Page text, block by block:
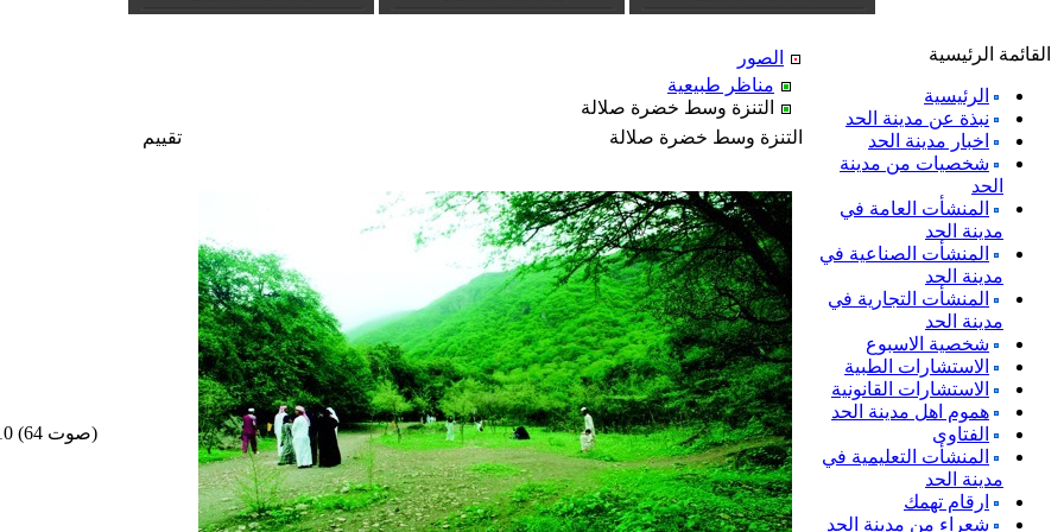
القائمة الرئيسية
الرئيسية
نبذة عن مدينة الحد
اخبار مدينة الحد
شخصيات من مدينة
الحد
المنشأت العامة في
مدينة الحد
المنشأت الصناعية في
مدينة الحد
المنشأت التجارية في
مدينة الحد
شخصية الاسبوع
الاستشارات الطبية
الاستشارات القانونية
هموم اهل مدينة الحد
الفتاوى
المنشأت التعليمية في
مدينة الحد
ارقام تهمك
شعراء من مدينة الحد
الصور
مناظر طبيعية
التنزة وسط خضرة صلالة
التنزة وسط خضرة صلالة
تقييم
/10 (64 صوت)